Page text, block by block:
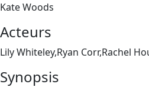
Kate Woods
Acteurs
Lily Whiteley,Ryan Corr,Rachel
Synopsis